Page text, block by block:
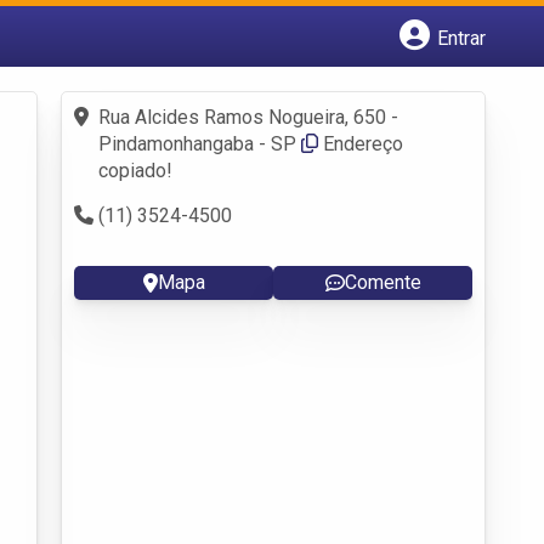
Entrar
Fazer login
Criar conta
Rua Alcides Ramos Nogueira, 650 -
Pindamonhangaba - SP
Endereço
copiado!
(11) 3524-4500
Mapa Comente